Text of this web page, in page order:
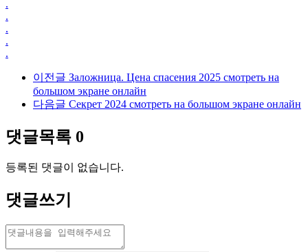
.
.
.
.
.
이전글 Заложница. Цена спасения 2025 смотреть на
большом экране онлайн
다음글 Секрет 2024 смотреть на большом экране онлайн
댓글목록 0
등록된 댓글이 없습니다.
댓글쓰기